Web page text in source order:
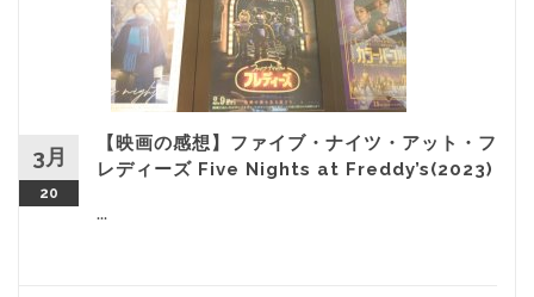
3月
20
【映画の感想】ファイブ・ナイツ・アット・フ
レディーズ Five Nights at Freddy’s(2023)
...